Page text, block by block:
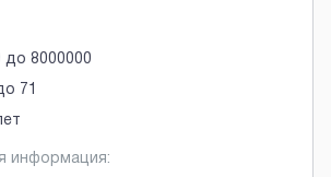
до 8000000
71
информация: